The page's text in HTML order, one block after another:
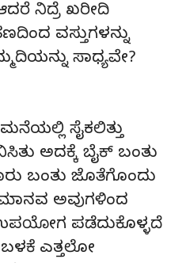
ನಿದ್ರೆ ಖರೀದಿ
ವಸ್ತುಗಳನ್ನು
ಸಾಧ್ಯವೇ?
ಸೈಕಲಿತ್ತು
ಅದಕ್ಕೆ ಬೈಕ್ ಬಂತು
ಬಂತು ಜೊತೆಗೊಂದು
ಅವುಗಳಿಂದ
ಪಡೆದುಕೊಳ್ಳದೆ
ಎತ್ತಲೋ